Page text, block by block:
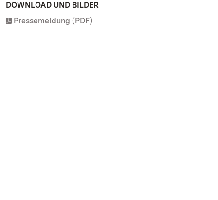
DOWNLOAD UND BILDER
Pressemeldung (PDF)